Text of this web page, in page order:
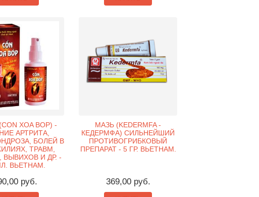
XOA BOP) -
АРТРИТА,
БОЛЕЙ В
ТРАВМ,
И ДР. -
ВЬЕТНАМ.
руб.
МАЗЬ (KEDERMFA -
КЕДЕРМФА) СИЛЬНЕЙШИЙ
ПРОТИВОГРИБКОВЫЙ
ПРЕПАРАТ - 5 ГР. ВЬЕТНАМ.
369,00 руб.